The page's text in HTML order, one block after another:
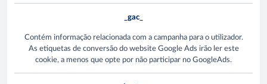
_gac_
Contém informação relacionada com a campanha para o utilizador.
As etiquetas de conversão do website Google Ads irão ler este
cookie, a menos que opte por não participar no GoogleAds.